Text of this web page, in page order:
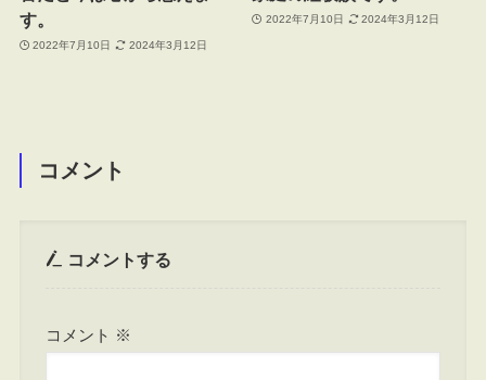
す。
2022年7月10日 2024年3月12日
2022年7月10日 2024年3月12日
コメント
コメントする
コメント ※